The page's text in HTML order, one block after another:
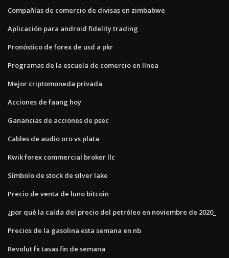
Compañías de comercio de divisas en zimbabwe
Aplicación para android fidelity trading
Pronóstico de forex de usd a pkr
Programas de la escuela de comercio en línea
Mejor criptomoneda privada
Acciones de faang hoy
Ganancias de acciones de psec
Cables de audio oro vs plata
Kwik forex commercial broker llc
Símbolo de stock de silver lake
Precio de venta de luno bitcoin
¿por qué la caída del precio del petróleo en noviembre de 2020_
Precios de la gasolina esta semana en nb
Revolut fx tasas fin de semana